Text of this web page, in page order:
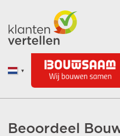
Beoordeel